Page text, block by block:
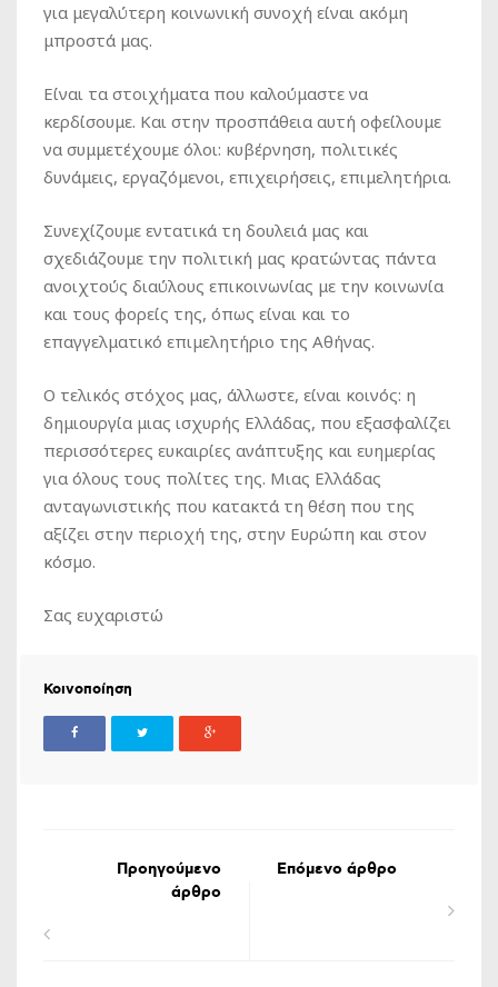
για μεγαλύτερη κοινωνική συνοχή είναι ακόμη
μπροστά μας.
Είναι τα στοιχήματα που καλούμαστε να
κερδίσουμε. Και στην προσπάθεια αυτή οφείλουμε
να συμμετέχουμε όλοι: κυβέρνηση, πολιτικές
δυνάμεις, εργαζόμενοι, επιχειρήσεις, επιμελητήρια.
Συνεχίζουμε εντατικά τη δουλειά μας και
σχεδιάζουμε την πολιτική μας κρατώντας πάντα
ανοιχτούς διαύλους επικοινωνίας με την κοινωνία
και τους φορείς της, όπως είναι και το
επαγγελματικό επιμελητήριο της Αθήνας.
Ο τελικός στόχος μας, άλλωστε, είναι κοινός: η
δημιουργία μιας ισχυρής Ελλάδας, που εξασφαλίζει
περισσότερες ευκαιρίες ανάπτυξης και ευημερίας
για όλους τους πολίτες της. Μιας Ελλάδας
ανταγωνιστικής που κατακτά τη θέση που της
αξίζει στην περιοχή της, στην Ευρώπη και στον
κόσμο.
Σας ευχαριστώ
Κοινοποίηση
Προηγούμενο
άρθρο
Επόμενο άρθρο